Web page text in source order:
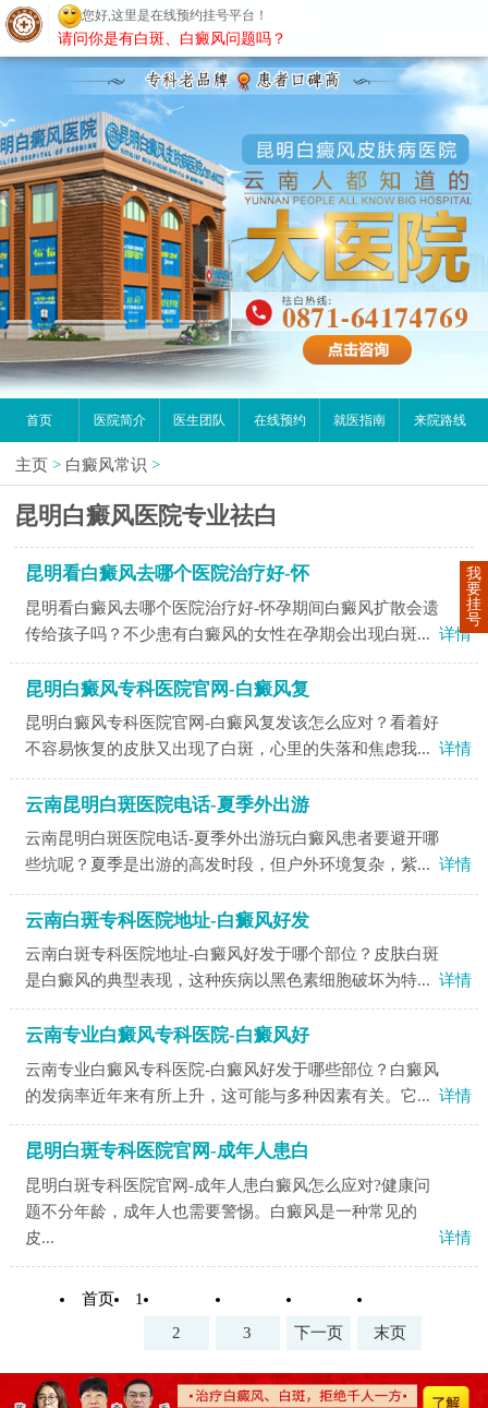
昆明白癜风医院
首页 医院简介 医生团队 在线预约 就医指南 来院路线
主页 > 白癜风常识 >
昆明白癜风医院专业祛白
昆明看白癜风去哪个医院治疗好-怀
昆明看白癜风去哪个医院治疗好-怀孕期间白癜风扩散会遗
传给孩子吗？不少患有白癜风的女性在孕期会出现白斑... 详情
昆明白癜风专科医院官网-白癜风复
昆明白癜风专科医院官网-白癜风复发该怎么应对？看着好
不容易恢复的皮肤又出现了白斑，心里的失落和焦虑我... 详情
云南昆明白斑医院电话-夏季外出游
云南昆明白斑医院电话-夏季外出游玩白癜风患者要避开哪
些坑呢？夏季是出游的高发时段，但户外环境复杂，紫... 详情
云南白斑专科医院地址-白癜风好发
云南白斑专科医院地址-白癜风好发于哪个部位？皮肤白斑
是白癜风的典型表现，这种疾病以黑色素细胞破坏为特... 详情
云南专业白癜风专科医院-白癜风好
云南专业白癜风专科医院-白癜风好发于哪些部位？白癜风
的发病率近年来有所上升，这可能与多种因素有关。它... 详情
昆明白斑专科医院官网-成年人患白
昆明白斑专科医院官网-成年人患白癜风怎么应对?健康问
题不分年龄，成年人也需要警惕。白癜风是一种常见的
皮...
详情
首页
1
2
3 下一页 末页
我
要
挂
号
您好,这里是在线预约挂号平台！
请问你是有白斑、白癜风问题吗？